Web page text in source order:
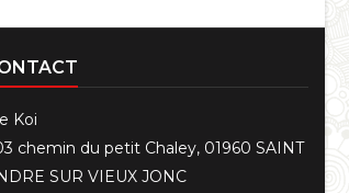
Koi
chemin du petit Chaley, 01960 SAINT
SUR VIEUX JONC